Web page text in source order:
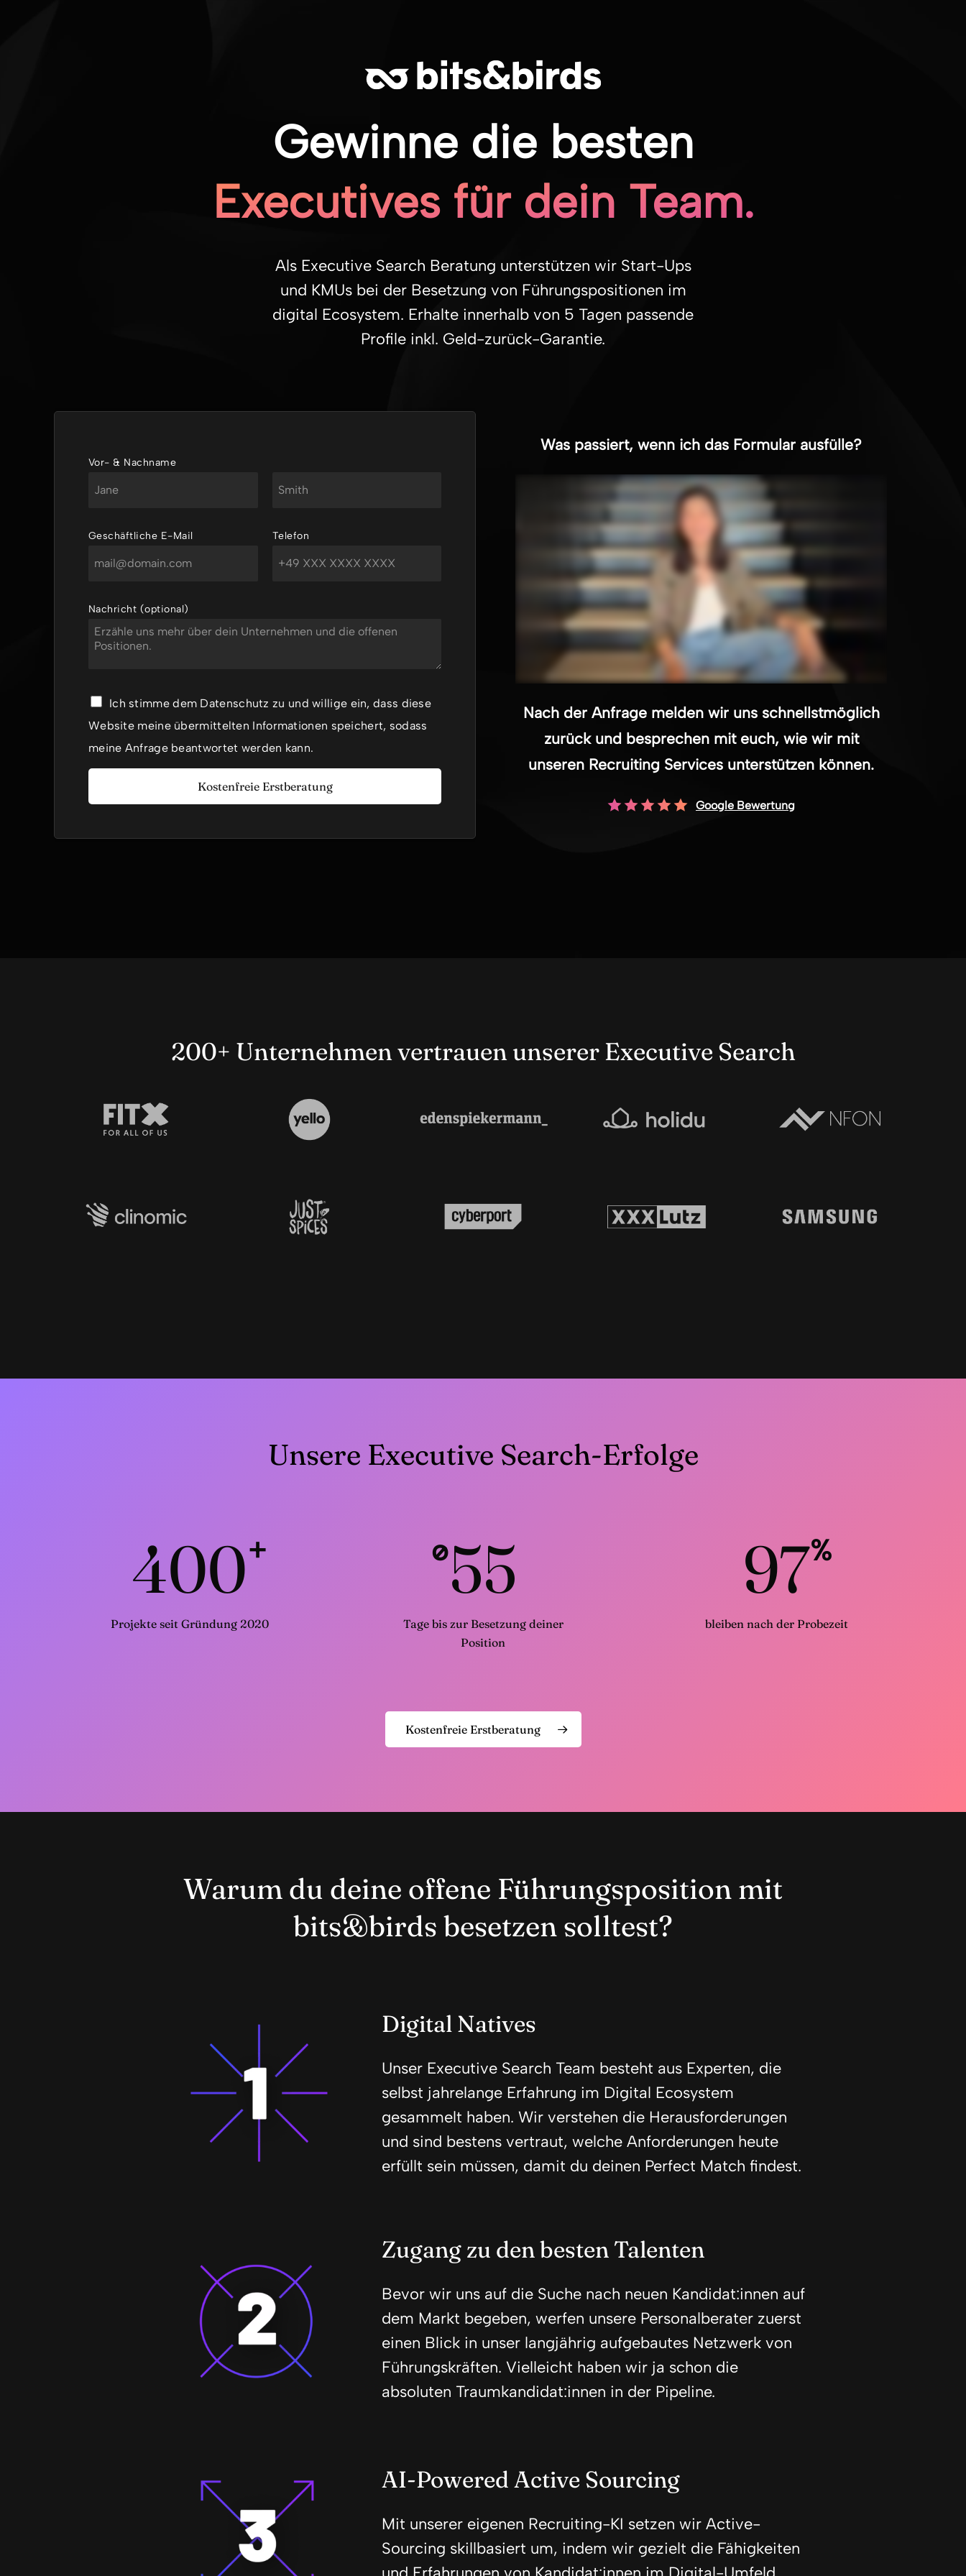
Gewinne die besten
Executives für dein Team.
Als Executive Search Beratung unterstützen wir Start-Ups
und KMUs bei der Besetzung von Führungspositionen im
digital Ecosystem. Erhalte innerhalb von 5 Tagen passende
Profile inkl. Geld-zurück-Garantie.
Vor- & Nachname
Geschäftliche E-Mail Telefon
Nachricht (optional)
D
a
t
n
c
u
Ich stimme dem Datenschutz zu und willige ein, dass diese
Website meine übermittelten Informationen speichert, sodass
meine Anfrage beantwortet werden kann.
Kostenfreie Erstberatung
Was passiert, wenn ich das Formular ausfülle?
Nach der Anfrage melden wir uns schnellstmöglich
zurück und besprechen mit euch, wie wir mit
unseren Recruiting Services unterstützen können.
Google Bewertung
200+ Unternehmen vertrauen unserer Executive Search
Unsere Executive Search-Erfolge
400+
Projekte seit Gründung 2020
ø55
Tage bis zur Besetzung deiner
Position
97%
bleiben nach der Probezeit
Kostenfreie Erstberatung
Warum du deine offene Führungsposition mit
bits&birds besetzen solltest?
Digital Natives
Unser Executive Search Team besteht aus Experten, die
selbst jahrelange Erfahrung im Digital Ecosystem
gesammelt haben. Wir verstehen die Herausforderungen
und sind bestens vertraut, welche Anforderungen heute
erfüllt sein müssen, damit du deinen Perfect Match findest.
Zugang zu den besten Talenten
Bevor wir uns auf die Suche nach neuen Kandidat:innen auf
dem Markt begeben, werfen unsere Personalberater zuerst
einen Blick in unser langjährig aufgebautes Netzwerk von
Führungskräften. Vielleicht haben wir ja schon die
absoluten Traumkandidat:innen in der Pipeline.
AI-Powered Active Sourcing
Mit unserer eigenen Recruiting-KI setzen wir Active-
Sourcing skillbasiert um, indem wir gezielt die Fähigkeiten